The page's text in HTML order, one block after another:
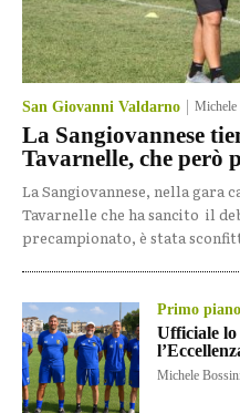
San Giovanni Valdarno Michele
La Sangiovannese
Tavarnelle, che però
La Sangiovannese, nella gara
Tavarnelle che ha sancito il
precampionato, è stata
Primo piano
Ufficiale
Michele